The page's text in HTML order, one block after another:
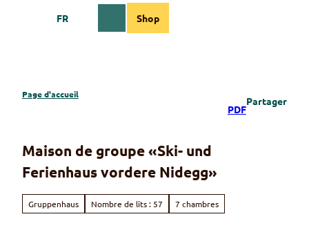
Information
FR Shop
Page d'accueil
PDF
Partager
Maison de groupe «Ski- und
Ferienhaus vordere Nidegg»
Gruppenhaus Nombre de lits : 57 7 chambres